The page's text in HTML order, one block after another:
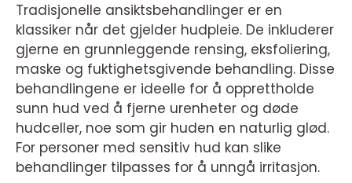
Tradisjonelle ansiktsbehandlinger er en
klassiker når det gjelder hudpleie. De inkluderer
gjerne en grunnleggende rensing, eksfoliering,
maske og fuktighetsgivende behandling. Disse
behandlingene er ideelle for å opprettholde
sunn hud ved å fjerne urenheter og døde
hudceller, noe som gir huden en naturlig glød.
For personer med sensitiv hud kan slike
behandlinger tilpasses for å unngå irritasjon.